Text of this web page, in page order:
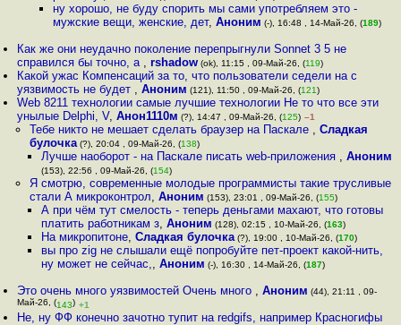
ну хорошо, не буду спорить мы сами употребляем это -
мужские вещи, женские, дет,Аноним (-), 16:48 , 14-Май-26, (189)
Как же они неудачно поколение перепрыгнули Sonnet 3 5 не
справился бы точно, а ,rshadow (ok), 11:15 , 09-Май-26, (119)
Какой ужас Компенсаций за то, что пользователи седели на с
уязвимость не будет ,Аноним (121), 11:50 , 09-Май-26, (121)
Web 8211 технологии самые лучшие технологии Не то что все эти
унылые Delphi, V,Анон1110м (?), 14:47 , 09-Май-26, (125) –1
Тебе никто не мешает сделать браузер на Паскале , Сладкая
булочка(?), 20:04 , 09-Май-26, (138)
Лучше наоборот - на Паскале писать web-приложения , Аноним
(153), 22:56 , 09-Май-26, (154)
Я смотрю, современные молодые программисты такие трусливые
стали А микроконтрол, Аноним (153), 23:01 , 09-Май-26, (155)
А при чём тут смелость - теперь деньгами махают, что готовы
платить работникам з, Аноним (128), 02:15 , 10-Май-26, (163)
На микропитоне, Сладкая булочка(?), 19:00 , 10-Май-26, (170)
вы про zig не слышали ещё попробуйте пет-проект какой-нить,
ну может не сейчас,, Аноним (-), 16:30 , 14-Май-26, (187)
Это очень много уязвимостей Очень много ,Аноним (44), 21:11 , 09-
Май-26, (143) +1
Не, ну ФФ конечно зачотно тупит на redgifs, например Красногифы